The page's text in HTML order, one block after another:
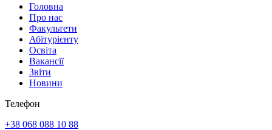
Головна
Про нас
Факультети
Абітурієнту
Освіта
Вакансії
Звіти
Новини
Телефон
+38 068 088 10 88